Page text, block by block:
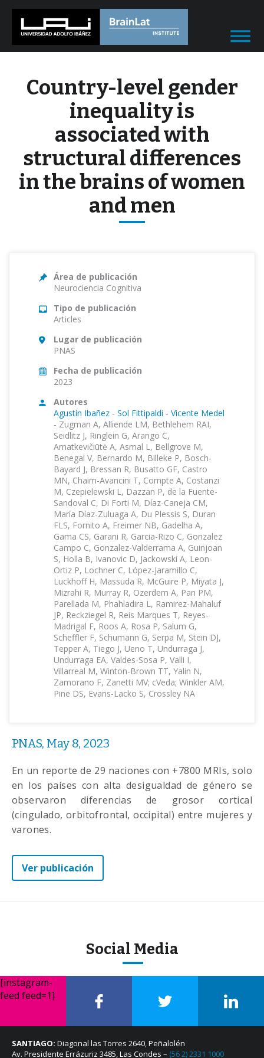
Country-level gender
inequality is
associated with
structural differences
in the brains of women
and men
Área de publicación
Neurociencia Cognitiva
Tipo de publicación
Articles
Lugar de publicación
PNAS
Fecha de publicación
2023
Autores
Agustín Ibañez - Sol Fittipaldi - Vicente Medel
- Zugman A, Alliende LM, Bethlehem RAI,
Seidlitz J, Ringlein G, Arango C,
Arnatkevičiūtė A, Asmal L, Bellgrove M,
Benegal V, Bernardo M, Billeke P, Bosch-
Bayard J, Bressan R, Busatto GF, Castro
MN, Chaim-Avancini T, Compte A, Costanzi
M, Czepielewski L, Dazzan P, de la Fuente-
Sandoval C, Di Forti M, Díaz-Caneja CM,
María Díaz-Zuluaga A, Du Plessis S, Duran
FLS, Fornito A, Freimer NB, Gadelha A,
Gama CS, Garani R, Garcia-Rizo C, Gonzalez
Campo C, Gonzalez-Valderrama A, Guinjoan
S, Holla B, Ivanovic D, Jackowski A, Leon-
Ortiz P, Lochner C, López-Jaramillo C,
Luckhoff H, Massuda R, McGuire P, Miyata J,
Mizrahi R, Murray R, Ozerdem A, Pan PM,
Parellada M, Phahladira L, Ramirez-Mahaluf
JP, Reckziegel R, Reis Marques T, Reyes-
Madrigal F, Roos A, Rosa P, Salum G,
Scheffler F, Schumann G, Serpa M, Stein DJ,
Tepper A, Tiego J, Ueno T, Undurraga J,
Undurraga EA, Valdes-Sosa P, Valli I,
Villarreal M, Winton-Brown TT, Yalin N,
Zamorano F, Zanetti MV; cVeda; Winkler AM,
Pine DS, Evans-Lacko S, Crossley NA
PNAS, May 8, 2023
En un reporte de 29 naciones con +7800 MRIs, solo
en los países con alta desigualdad de género se
observaron diferencias de grosor cortical
(cingulado, orbitofrontal, occipital) entre mujeres y
varones.
Ver publicación
Social Media
[instagram-
feed feed=1]
SANTIAGO: Diagonal las Torres 2640, Peñalolén
Av. Presidente Errázuriz 3485, Las Condes – (56 2) 2331 1000